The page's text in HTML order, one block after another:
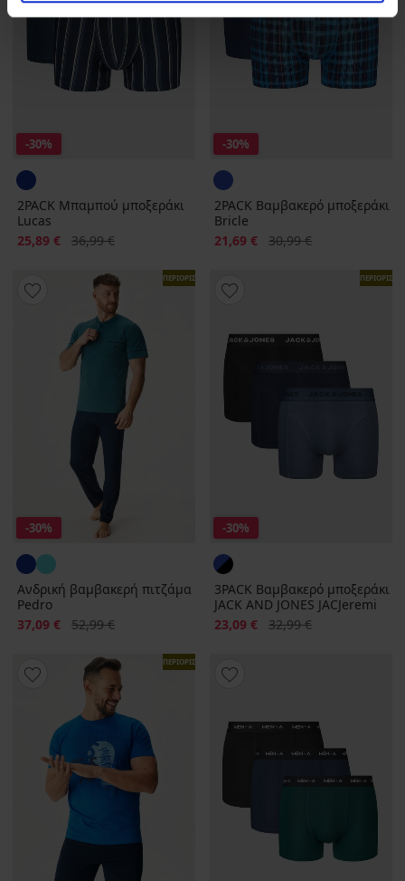
-30%
2PACK Μπαμπού μποξεράκι
Lucas
Έκπτωση
25,89 € Αρχική τιμή
36,99 €
-30%
2PACK Βαμβακερό μποξεράκι
Bricle
Έκπτωση
21,69 € Αρχική τιμή
30,99 €
ΠΕΡΙΟΡΙΣΜΕΝΑ
-30%
Ανδρική βαμβακερή πιτζάμα
Pedro
Έκπτωση
37,09 € Αρχική τιμή
52,99 €
-30%
3PACK Βαμβακερό μποξεράκι
JACK AND JONES JACJeremi
Έκπτωση
23,09 € Αρχική τιμή
32,99 €
ΠΕΡΙΟΡΙΣΜΕΝΑ